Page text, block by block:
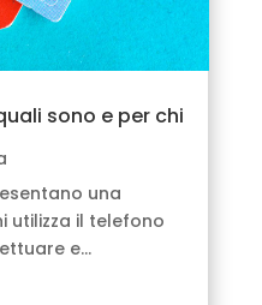
sono e per chi
una
utilizza il telefono
e...